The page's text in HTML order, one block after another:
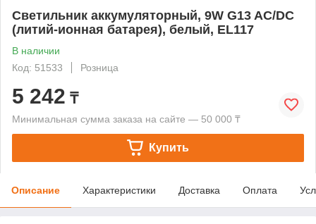
Светильник аккумуляторный, 9W G13 AC/DC
(литий-ионная батарея), белый, EL117
В наличии
Код: 51533
Розница
5 242 ₸
Минимальная сумма заказа на сайте — 50 000 ₸
Купить
Описание Характеристики Доставка Оплата